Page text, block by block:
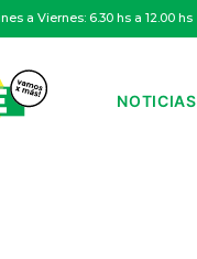
a Viernes: 6.30 hs a 12.00 hs
NOTICIAS